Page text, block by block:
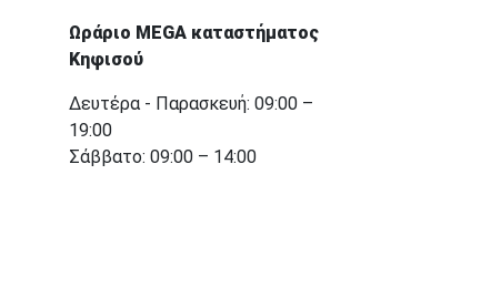
Ωράριο MEGA καταστήματος
Κηφισού
Δευτέρα - Παρασκευή: 09:00 –
19:00
Σάββατο: 09:00 – 14:00